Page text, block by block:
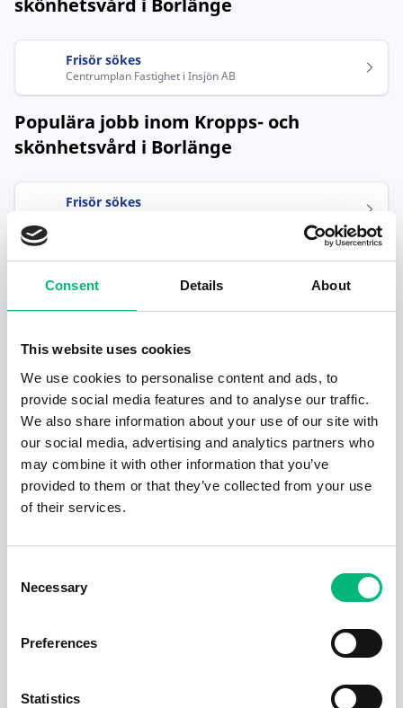
Consent Details About
This website uses cookies
We use cookies to personalise content and ads, to
provide social media features and to analyse our traffic.
We also share information about your use of our site with
our social media, advertising and analytics partners who
may combine it with other information that you’ve
provided to them or that they’ve collected from your use
of their services.
Selection
Necessary
Preferences
Statistics
Frisör sökes
Centrumplan Fastighet i Insjön AB
Populära jobb inom Kropps- och
skönhetsvård i Borlänge
Frisör sökes
Senaste publiceringarna i Jobbnytt
Visa fler artiklar